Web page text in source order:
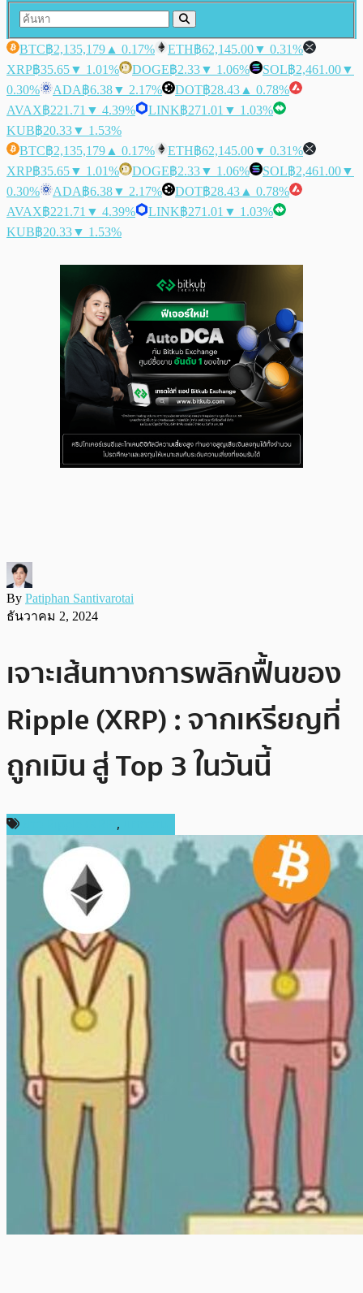
BTC฿2,135,179 ▲ 0.17% ETH฿62,145.00▼ 0.31%
XRP฿35.65▼ 1.01% DOGE฿2.33▼ 1.06% SOL฿2,461.00▼
0.30%
ADA฿6.38▼ 2.17% DOT฿28.43 ▲ 0.78%
AVAX฿221.71 ▼ 4.39% LINK฿271.01 ▼ 1.03%
KUB฿20.33▼ 1.53%
BTC฿2,135,179 ▲ 0.17% ETH฿62,145.00▼ 0.31%
XRP฿35.65▼ 1.01% DOGE฿2.33▼ 1.06% SOL฿2,461.00▼
0.30%
ADA฿6.38▼ 2.17% DOT฿28.43 ▲ 0.78%
AVAX฿221.71 ▼ 4.39% LINK฿271.01 ▼ 1.03%
KUB฿20.33▼ 1.53%
By Patiphan Santivarotai
ธันวาคม 2, 2024
เจาะเส้นทางการพลิกฟื้นของ
Ripple (XRP) : จากเหรียญที่
ถูกเมิน สู่ Top 3 ในวันนี้
,